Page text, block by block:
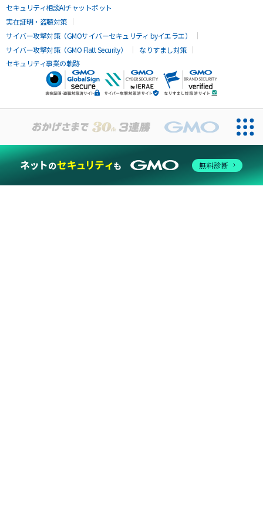
セキュリティ相談AIチャットボット
実在証明・盗聴対策
サイバー攻撃対策（GMOサイバーセキュリティ byイエラエ）
サイバー攻撃対策（GMO Flatt Security）
なりすまし対策
セキュリティ事業の軌跡
無料診断